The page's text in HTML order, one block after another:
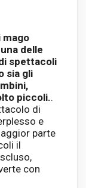
mago
delle
spettacoli
sia gli
piccoli..
di
e
parte
il
con